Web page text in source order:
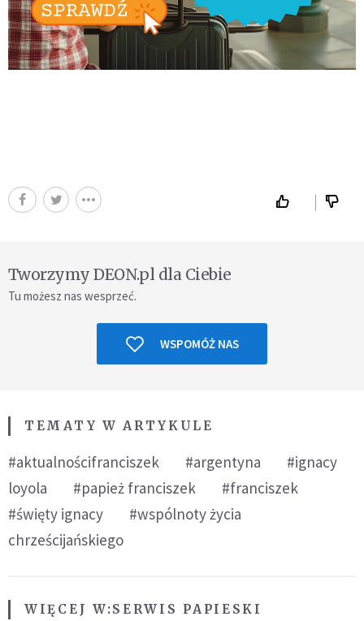
Tworzymy DEON.pl dla Ciebie
Tu możesz nas wesprzeć.
WSPOMÓŻ NAS
TEMATY W ARTYKULE
#aktualnościfranciszek #argentyna
#ignacy
loyola
#papież franciszek
#franciszek
#święty ignacy
#wspólnoty życia
chrześcijańskiego
WIĘCEJ W:SERWIS PAPIESKI